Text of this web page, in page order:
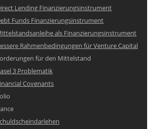
Lending Finanzierungsinstrument
Funds Finanzierungsinstrument
als Finanzierungsinstrument
Rahmenbedingungen für Venture Capital
für den Mittelstand
3 Problematik
Covenants